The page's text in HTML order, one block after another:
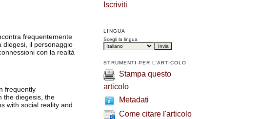
Iscriviti
LINGUA
Scegli la lingua
STRUMENTI PER L'ARTICOLO
Stampa questo
articolo
Metadati
Come citare l'articolo
frequentemente
diegesi, il personaggio
con la realtà
frequently
the diegesis, the
with social reality and